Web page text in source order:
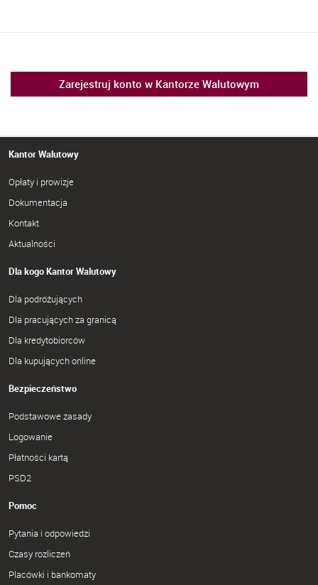
Zarejestruj konto w Kantorze Walutowym
Kantor Walutowy
Opłaty i prowizje
Dokumentacja
Kontakt
Aktualności
Dla kogo Kantor Walutowy
Dla podróżujących
Dla pracujących za granicą
Dla kredytobiorców
Dla kupujących online
Bezpieczeństwo
Podstawowe zasady
Logowanie
Płatności kartą
PSD2
Pomoc
Pytania i odpowiedzi
Czasy rozliczeń
Placówki i bankomaty